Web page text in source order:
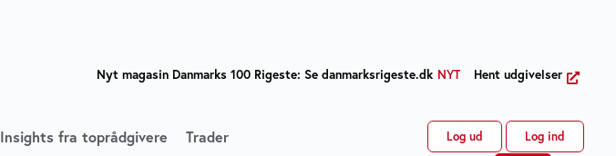
Nyt magasin Danmarks 100 Rigeste: Se danmarksrigeste.dk NYT Hent udgivelser
Insights fra toprådgivere
Trader
Log ud Log ind